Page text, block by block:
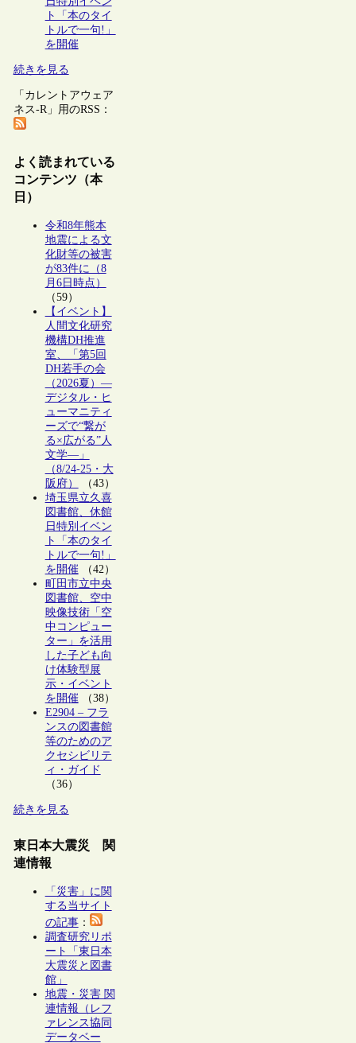
ト「本のタイ
トルで一句!」
を開催
続きを見る
「カレントアウェア
ネス-R」用のRSS：
よく読まれている
コンテンツ（本
日）
令和8年熊本
地震による文
化財等の被害
が83件に（8
月6日時点）
（59）
【イベント】
人間文化研究
機構DH推進
室、「第5回
DH若手の会
（2026夏）―
デジタル・ヒ
ューマニティ
ーズで“繋が
る×広がる”人
文学―」
（8/24-25・大
阪府）
（43）
埼玉県立久喜
図書館、休館
日特別イベン
ト「本のタイ
トルで一句!」
を開催（42）
町田市立中央
図書館、空中
映像技術「空
中コンピュー
ター」を活用
した子ども向
け体験型展
示・イベント
を開催（38）
E2904 – フラ
ンスの図書館
等のためのア
クセシビリテ
ィ・ガイド
（36）
続きを見る
東日本大震災 関
連情報
「災害」に関
する当サイト
の記事：
調査研究リポ
ート「東日本
大震災と図書
館」
地震・災害 関
連情報（レフ
ァレンス協同
データベー